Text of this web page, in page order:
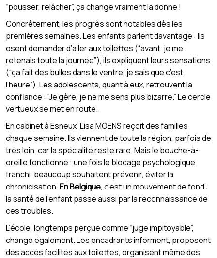
“pousser, relâcher”, ça change vraiment la donne !
Concrètement, les progrès sont notables dès les
premières semaines. Les enfants parlent davantage : ils
osent demander d’aller aux toilettes (“avant, je me
retenais toute la journée”), ils expliquent leurs sensations
(“ça fait des bulles dans le ventre, je sais que c’est
l’heure”). Les adolescents, quant à eux, retrouvent la
confiance : “Je gère, je ne me sens plus bizarre.” Le cercle
vertueux se met en route.
En cabinet à Esneux, Lisa MOENS reçoit des familles
chaque semaine. Ils viennent de toute la région, parfois de
très loin, car la spécialité reste rare. Mais le bouche-à-
oreille fonctionne : une fois le blocage psychologique
franchi, beaucoup souhaitent prévenir, éviter la
chronicisation.En Belgique, c’est un mouvement de fond :
la santé de l’enfant passe aussi par la reconnaissance de
ces troubles.
L’école, longtemps perçue comme “juge impitoyable”,
change également. Les encadrants informent, proposent
des accès facilités aux toilettes, organisent même des